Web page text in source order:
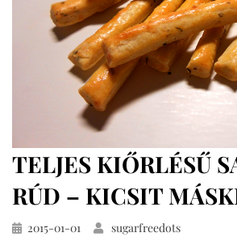
TELJES KIŐRLÉSŰ
RÚD – KICSIT
Közzétéve
2015-01-01 sugarfreedots